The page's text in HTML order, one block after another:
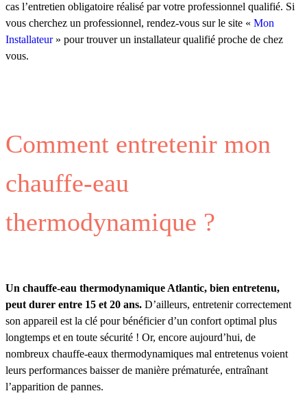
cas l’entretien obligatoire réalisé par votre professionnel qualifié. Si
vous cherchez un professionnel, rendez-vous sur le site « Mon
Installateur» pour trouver un installateur qualifié proche de chez
vous.
Comment entretenir mon
chauffe-eau
thermodynamique ?
Un chauffe-eau thermodynamique Atlantic, bien entretenu,
peut durer entre 15 et 20 ans. D’ailleurs, entretenir correctement
son appareil est la clé pour bénéficier d’un confort optimal plus
longtemps et en toute sécurité ! Or, encore aujourd’hui, de
nombreux chauffe-eaux thermodynamiques mal entretenus voient
leurs performances baisser de manière prématurée, entraînant
l’apparition de pannes.